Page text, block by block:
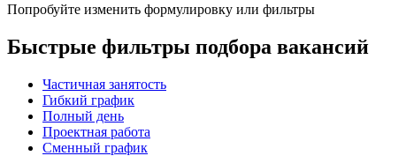
Попробуйте изменить формулировку или фильтры
Быстрые фильтры подбора вакансий
Частичная занятость
Гибкий график
Полный день
Проектная работа
Сменный график